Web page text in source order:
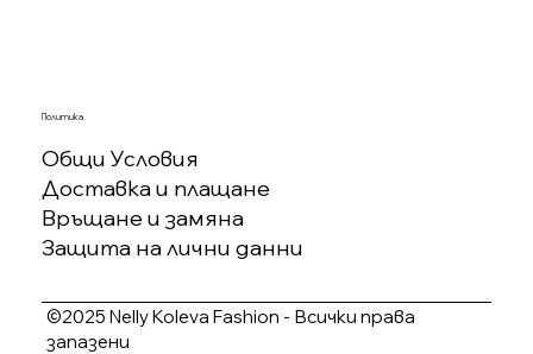
Политика
Общи Условия
Доставка и плащане
Връщане и замяна
Защита на лични данни
©2025 Nelly Koleva Fashion - Всички права
запазени